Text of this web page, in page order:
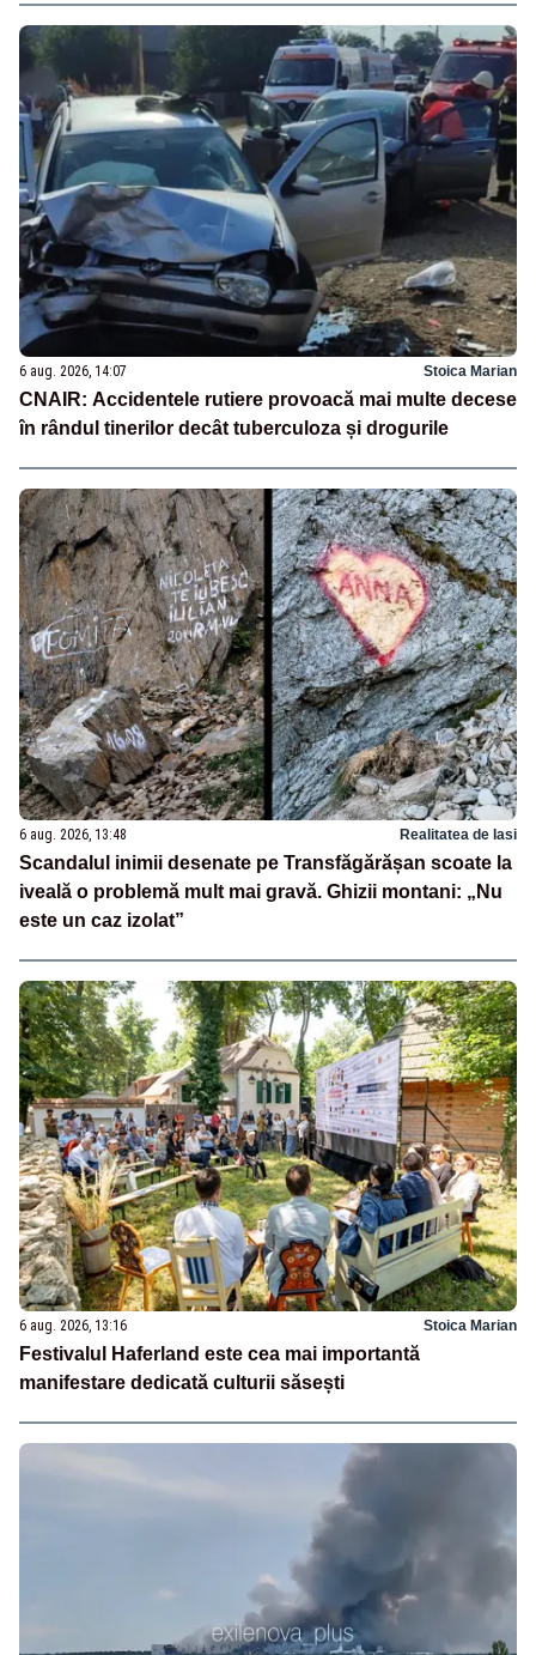
6 aug. 2026, 14:07 Stoica Marian
CNAIR: Accidentele rutiere provoacă mai multe decese
în rândul tinerilor decât tuberculoza și drogurile
6 aug. 2026, 13:48 Realitatea de Iasi
Scandalul inimii desenate pe Transfăgărășan scoate la
iveală o problemă mult mai gravă. Ghizii montani: „Nu
este un caz izolat”
6 aug. 2026, 13:16 Stoica Marian
Festivalul Haferland este cea mai importantă
manifestare dedicată culturii săsești